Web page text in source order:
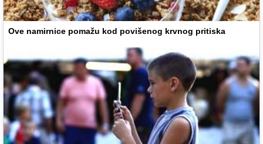
Ove namirnice pomažu kod povišenog krvnog pritiska